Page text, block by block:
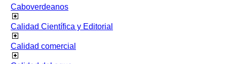
Caboverdeanos
Calidad Científica y Editorial
Calidad comercial